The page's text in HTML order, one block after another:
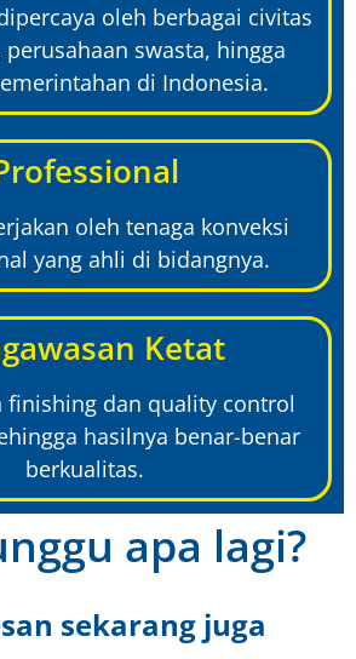
oleh berbagai civitas
swasta, hingga
di Indonesia.
oleh tenaga konveksi
yang ahli di bidangnya.
Ketat
finishing dan quality control
hasilnya benar-benar
berkualitas.
apa lagi?
sekarang juga